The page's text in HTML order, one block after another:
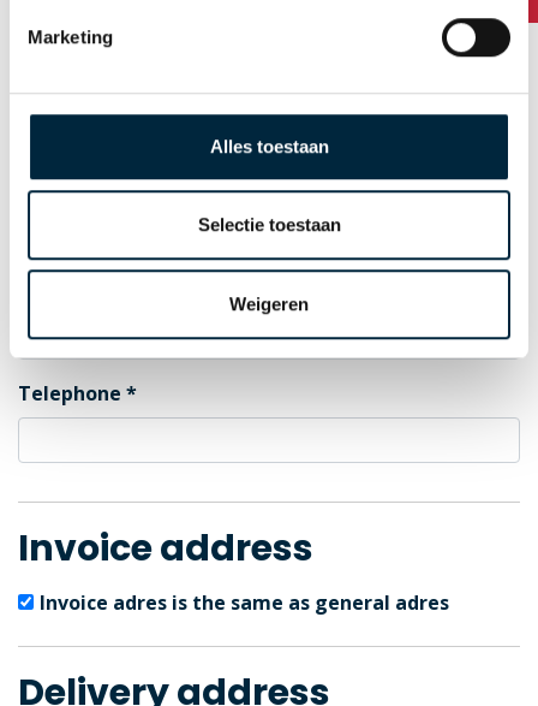
Marketing
Alles toestaan
Selectie toestaan
Weigeren
Country
Telephone
Invoice address
Invoice adres is the same as general adres
Delivery address